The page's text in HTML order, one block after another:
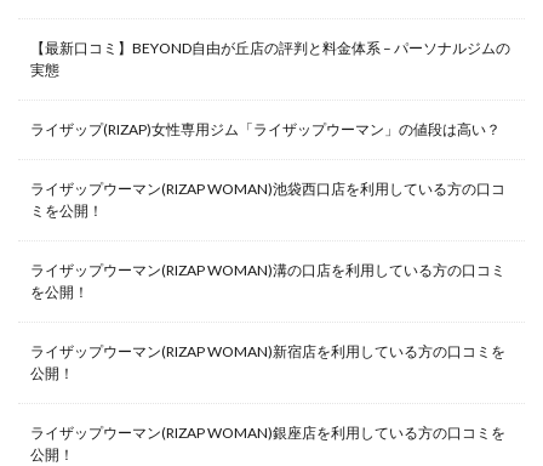
【最新口コミ】BEYOND自由が丘店の評判と料金体系 – パーソナルジムの
実態
ライザップ(RIZAP)女性専用ジム「ライザップウーマン」の値段は高い？
ライザップウーマン(RIZAP WOMAN)池袋西口店を利用している方の口コ
ミを公開！
ライザップウーマン(RIZAP WOMAN)溝の口店を利用している方の口コミ
を公開！
ライザップウーマン(RIZAP WOMAN)新宿店を利用している方の口コミを
公開！
ライザップウーマン(RIZAP WOMAN)銀座店を利用している方の口コミを
公開！